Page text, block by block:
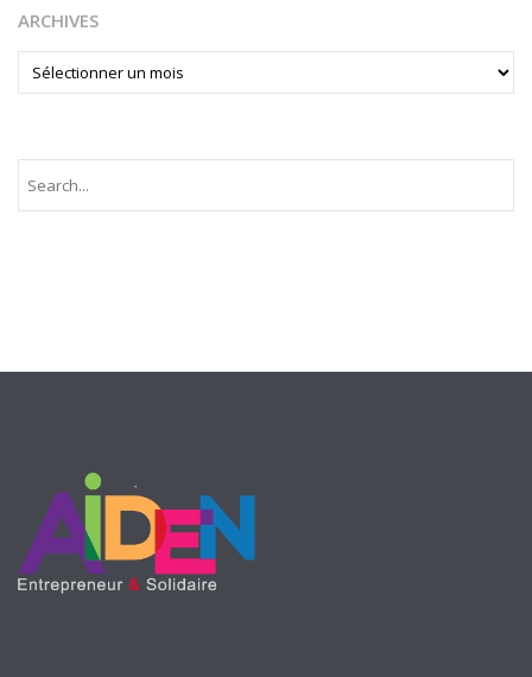
ARCHIVES
ARCHIVES